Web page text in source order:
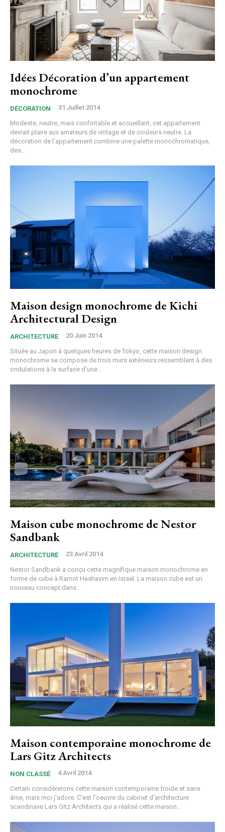
Idées Décoration d’un appartement
monochrome
DÉCORATION 31 Juillet 2014
Modeste, neutre, mais confortable et accueillant, cet appartement
devrait plaire aux amateurs de vintage et de couleurs neutre. La
décoration de l'appartement combine une palette monochromatique,
des...
Maison design monochrome de Kichi
Architectural Design
ARCHITECTURE 20 Juin 2014
Située au Japon à quelques heures de Tokyo, cette maison design
monochrome se compose de trois murs extérieurs ressemblant à des
ondulations à la surface d'une...
Maison cube monochrome de Nestor
Sandbank
ARCHITECTURE 23 Avril 2014
Nestor Sandbank a conçu cette magnifique maison monochrome en
forme de cube à Ramot Hashavim en Israel. La maison cube est un
nouveau concept dans...
Maison contemporaine monochrome de
Lars Gitz Architects
NON CLASSÉ 4 Avril 2014
Certain considèrerons cette maison contemporaine froide et sans
âme, mais moi j'adore. C'est l'oeuvre du cabinet d'architecture
scandinave Lars Gitz Architects qui a réalisé cette maison...